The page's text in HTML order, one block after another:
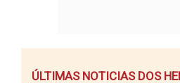
ÚLTIMAS NOTICIAS DOS